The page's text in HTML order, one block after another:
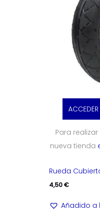
Para
nueva tienda
Rueda
4,50€
Añadido a